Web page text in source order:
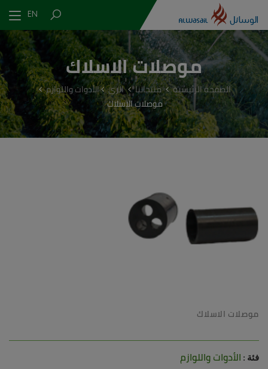
EN
موصلات الاسلاك
الصفحة الرئيسية منتجاتنا الري
الأدوات واللوازم
موصلات الاسلاك
موصلات الاسلاك
فئة : الأدوات واللوازم